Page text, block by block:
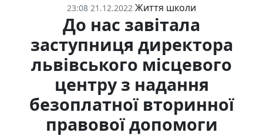
23:08 21.12.2022 Життя школи
До нас завітала
заступниця директора
львівського місцевого
центру з надання
безоплатної вторинної
правової допомоги